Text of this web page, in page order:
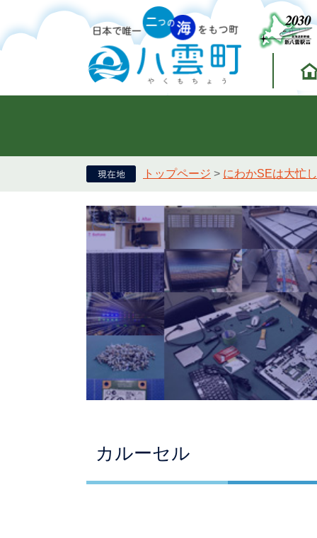
トップページ > にわかSEは大忙
カルーセル